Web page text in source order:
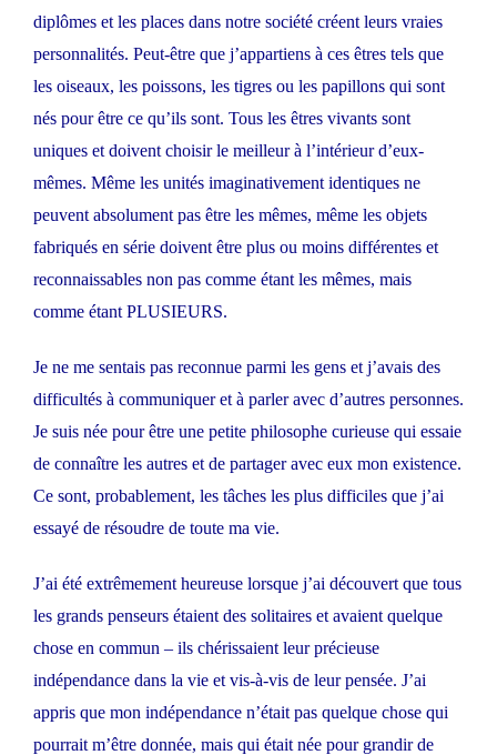
diplômes et les places dans notre société créent leurs vraies
personnalités. Peut-être que j’appartiens à ces êtres tels que
les oiseaux, les poissons, les tigres ou les papillons qui sont
nés pour être ce qu’ils sont. Tous les êtres vivants sont
uniques et doivent choisir le meilleur à l’intérieur d’eux-
mêmes. Même les unités imaginativement identiques ne
peuvent absolument pas être les mêmes, même les objets
fabriqués en série doivent être plus ou moins différentes et
reconnaissables non pas comme étant les mêmes, mais
comme étant PLUSIEURS.
Je ne me sentais pas reconnue parmi les gens et j’avais des
difficultés à communiquer et à parler avec d’autres personnes.
Je suis née pour être une petite philosophe curieuse qui essaie
de connaître les autres et de partager avec eux mon existence.
Ce sont, probablement, les tâches les plus difficiles que j’ai
essayé de résoudre de toute ma vie.
J’ai été extrêmement heureuse lorsque j’ai découvert que tous
les grands penseurs étaient des solitaires et avaient quelque
chose en commun – ils chérissaient leur précieuse
indépendance dans la vie et vis-à-vis de leur pensée. J’ai
appris que mon indépendance n’était pas quelque chose qui
pourrait m’être donnée, mais qui était née pour grandir de